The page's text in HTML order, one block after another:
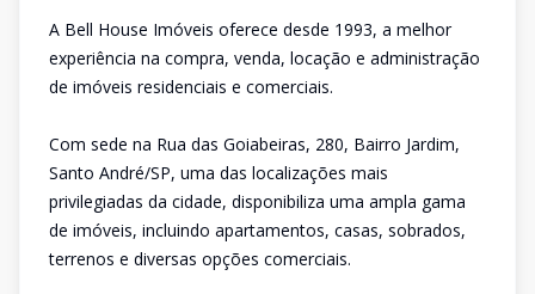
A Bell House Imóveis oferece desde 1993, a melhor
experiência na compra, venda, locação e administração
de imóveis residenciais e comerciais.
Com sede na Rua das Goiabeiras, 280, Bairro Jardim,
Santo André/SP, uma das localizações mais
privilegiadas da cidade, disponibiliza uma ampla gama
de imóveis, incluindo apartamentos, casas, sobrados,
terrenos e diversas opções comerciais.